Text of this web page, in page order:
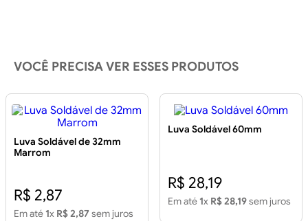
VOCÊ PRECISA VER ESSES PRODUTOS
Luva Soldável de 32mm
Marrom
R$ 2,87
Em até 1x R$ 2,87 sem juros
Luva Soldável 60mm
R$ 28,19
Em até 1x R$ 28,19sem juros